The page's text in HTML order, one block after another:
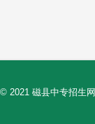
© 2021 磁县中专招生